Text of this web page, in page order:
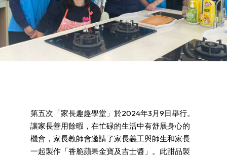
第五次「家長趣趣學堂」於2024年3月9日舉行。
讓家長善用餘暇，在忙碌的生活中有舒展身心的
機會，家長教師會邀請了家長義工與師生和家長
一起製作「香脆蘋果金寶及吉士醬」。此甜品製